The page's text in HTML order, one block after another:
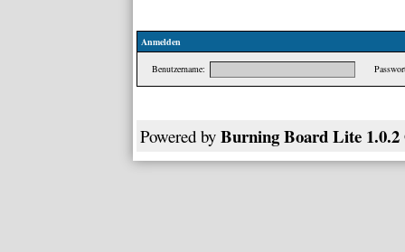
Anmelden
Benutzername:
Powered by Burning Board Lite 1.0.2